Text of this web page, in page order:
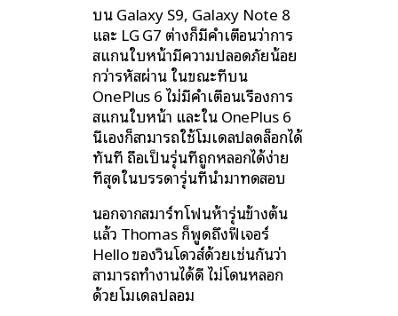
บน Galaxy S9, Galaxy Note 8
และ LG G7 ต่างก็มีคำเตือนว่าการ
สแกนใบหน้ามีความปลอดภัยน้อย
กว่ารหัสผ่าน ในขณะที่บน
OnePlus 6 ไม่มีคำเตือนเรื่องการ
สแกนใบหน้า และใน OnePlus 6
นี่เองก็สามารถใช้โมเดลปลดล็อกได้
ทันที ถือเป็นรุ่นที่ถูกหลอกได้ง่าย
ที่สุดในบรรดารุ่นที่นำมาทดสอบ
นอกจากสมาร์ทโฟนห้ารุ่นข้างต้น
แล้ว Thomas ก็พูดถึงฟีเจอร์
Hello ของวินโดวส์ด้วยเช่นกันว่า
สามารถทำงานได้ดี ไม่โดนหลอก
ด้วยโมเดลปลอม